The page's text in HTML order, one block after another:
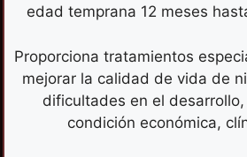
edad temprana 12 meses
Proporciona tratamientos
mejorar la calidad de vida de
dificultades en el
condición económica,